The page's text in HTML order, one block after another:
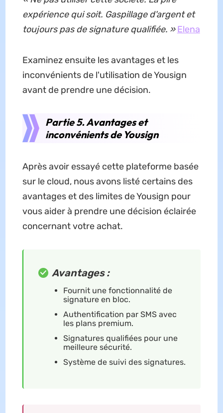
expérience qui soit. Gaspillage d'argent et
toujours pas de signature qualifiée. »Elena
Examinez ensuite les avantages et les
inconvénients de l'utilisation de Yousign
avant de prendre une décision.
Partie 5. Avantages et
inconvénients de Yousign
Après avoir essayé cette plateforme basée
sur le cloud, nous avons listé certains des
avantages et des limites de Yousign pour
vous aider à prendre une décision éclairée
concernant votre achat.
Avantages:
Fournit une fonctionnalité de
signature en bloc.
Authentification par SMS avec
les plans premium.
Signatures qualifiées pour une
meilleure sécurité.
Système de suivi des signatures.